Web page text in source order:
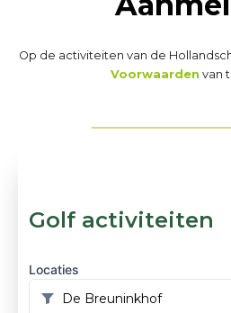
Op de activiteiten van de
Voorwaarden van
Golf activiteiten
Locaties